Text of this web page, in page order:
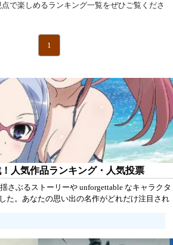
で楽しめるランキング一覧をぜひご覧くださ
1
人気作品ランキング・人気投票
さぶるストーリーや unforgettable なキャラクタ
た。あなたの思い出の名作がどれだけ注目され
を、共に楽しみましょう！